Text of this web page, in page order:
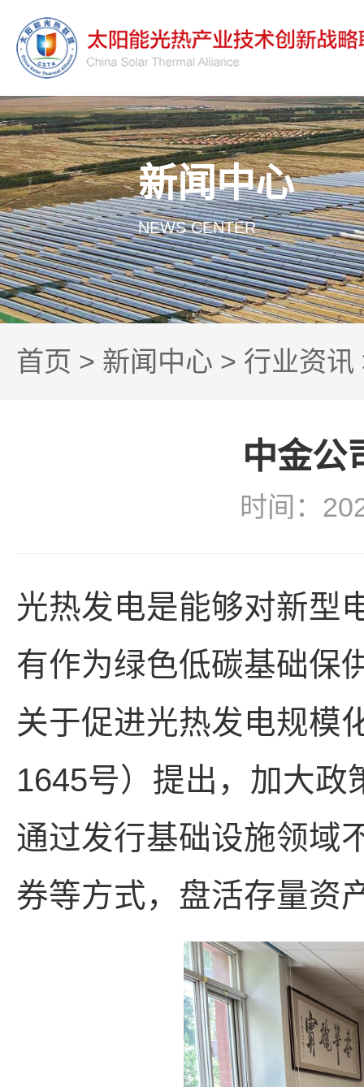
新闻中心
NEWS CENTER
首页 > 新闻中心 > 行业资讯
中金公
时间：
光热发电是能够对新型
有作为绿色低碳基础保
关于促进光热发电规模
1645号）提出，加大
通过发行基础设施领域
券等方式，盘活存量资